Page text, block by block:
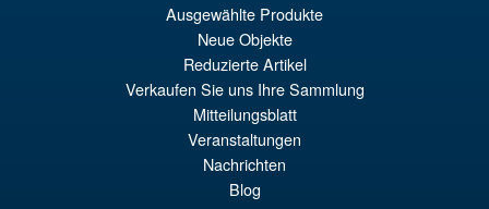
VORBESTELLUNGEN
Bandai Spirits S.H.Figuarts
Dragon Ball Super: Broly -
Super- Action Figure
Ausgewählte Produkte
Neue Objekte
Reduzierte Artikel
Verkaufen Sie uns Ihre Sammlung
Mitteilungsblatt
Veranstaltungen
Nachrichten
Blog